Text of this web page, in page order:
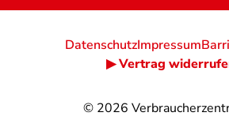
© 2026
DatenschutzImpressum
▶ Vertrag